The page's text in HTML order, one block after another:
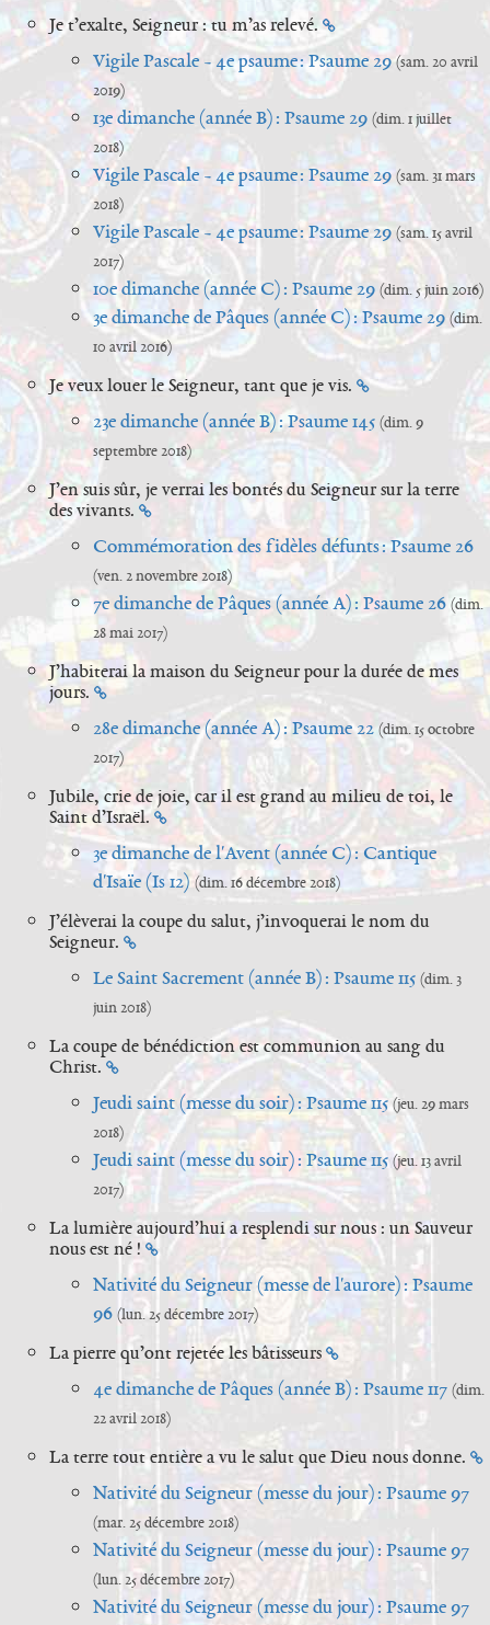
Je t’exalte, Seigneur : tu m’as relevé.
Vigile Pascale - 4e psaume : Psaume 29 (sam. 20 avril
2019)
13e dimanche (année B) : Psaume 29 (dim. 1 juillet
2018)
Vigile Pascale - 4e psaume : Psaume 29 (sam. 31 mars
2018)
Vigile Pascale - 4e psaume : Psaume 29 (sam. 15 avril
2017)
10e dimanche (année C) : Psaume 29 (dim. 5 juin 2016)
3e dimanche de Pâques (année C) : Psaume 29 (dim.
10 avril 2016)
Je veux louer le Seigneur, tant que je vis.
23e dimanche (année B) : Psaume 145 (dim. 9
septembre 2018)
J’en suis sûr, je verrai les bontés du Seigneur sur la terre
des vivants.
Commémoration des fidèles défunts : Psaume 26
(ven. 2 novembre 2018)
7e dimanche de Pâques (année A) : Psaume 26 (dim.
28 mai 2017)
J’habiterai la maison du Seigneur pour la durée de mes
jours.
28e dimanche (année A) : Psaume 22 (dim. 15 octobre
2017)
Jubile, crie de joie, car il est grand au milieu de toi, le
Saint d’Israël.
3e dimanche de l'Avent (année C) : Cantique
d'Isaïe (Is 12) (dim. 16 décembre 2018)
J’élèverai la coupe du salut, j’invoquerai le nom du
Seigneur.
Le Saint Sacrement (année B) : Psaume 115 (dim. 3
juin 2018)
La coupe de bénédiction est communion au sang du
Christ.
Jeudi saint (messe du soir) : Psaume 115 (jeu. 29 mars
2018)
Jeudi saint (messe du soir) : Psaume 115 (jeu. 13 avril
2017)
La lumière aujourd’hui a resplendi sur nous : un Sauveur
nous est né !
Nativité du Seigneur (messe de l'aurore) : Psaume
96 (lun. 25 décembre 2017)
La pierre qu’ont rejetée les bâtisseurs
4e dimanche de Pâques (année B) : Psaume 117 (dim.
22 avril 2018)
La terre tout entière a vu le salut que Dieu nous donne.
Nativité du Seigneur (messe du jour) : Psaume 97
(mar. 25 décembre 2018)
Nativité du Seigneur (messe du jour) : Psaume 97
(lun. 25 décembre 2017)
Nativité du Seigneur (messe du jour) : Psaume 97